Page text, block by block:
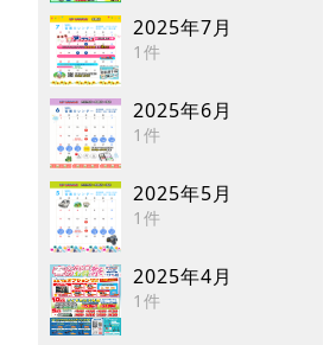
2025年7月
1件
2025年6月
1件
2025年5月
1件
2025年4月
1件